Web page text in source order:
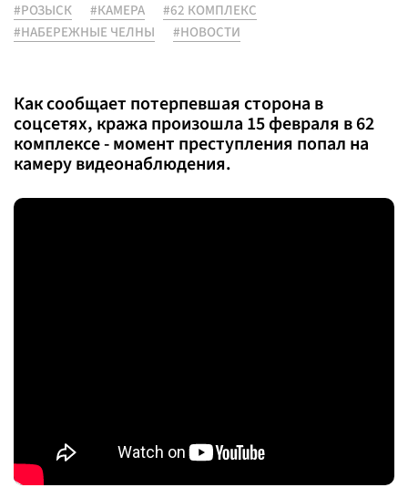
#РОЗЫСК
#КАМЕРА
#62 КОМПЛЕКС
#НАБЕРЕЖНЫЕ ЧЕЛНЫ
#НОВОСТИ
Как сообщает потерпевшая сторона в
соцсетях, кража произошла 15 февраля в 62
комплексе - момент преступления попал на
камеру видеонаблюдения.